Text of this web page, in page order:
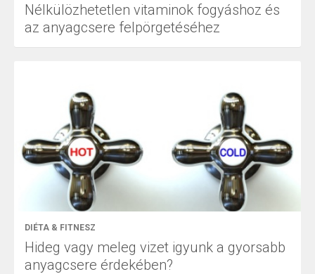
Nélkülözhetetlen vitaminok fogyáshoz és
az anyagcsere felpörgetéséhez
DIÉTA & FITNESZ
Hideg vagy meleg vizet igyunk a gyorsabb
anyagcsere érdekében?